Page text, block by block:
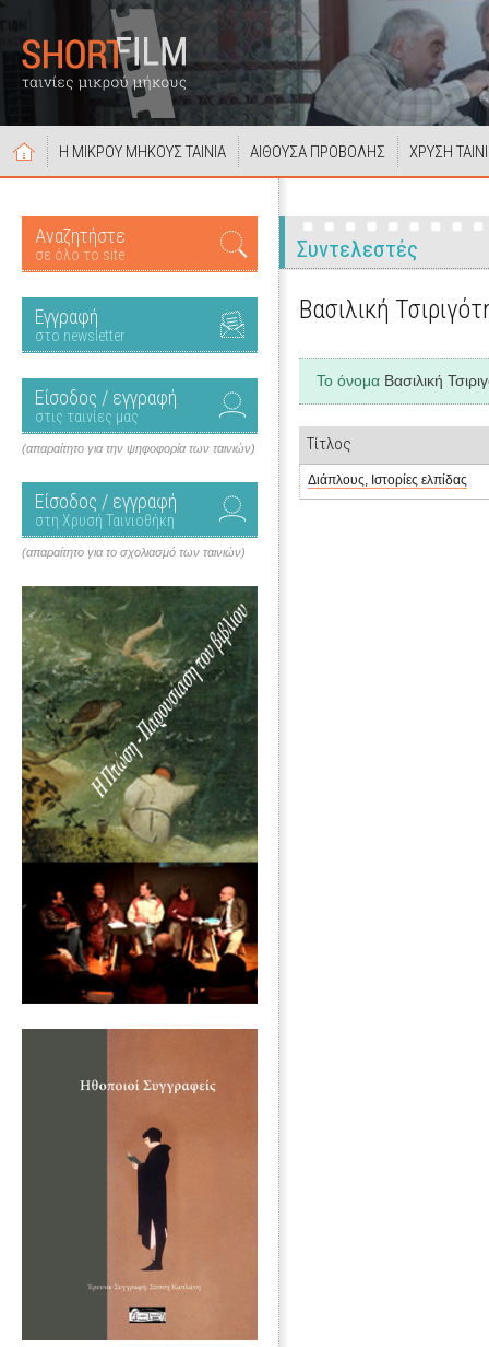
Η ΜΙΚΡΟΥ ΜΗΚΟΥΣ ΤΑΙΝΙΑ ΑΙΘΟΥΣΑ ΠΡΟΒΟΛΗΣ ΧΡΥΣΗ
Αναζητήστε
σε όλο το site
Εγγραφή
στο newsletter
Είσοδος / εγγραφή
στις ταινίες μας
(απαραίτητο για την ψηφοφορία των ταινιών)
Είσοδος / εγγραφή
στη Χρυσή Ταινιοθήκη
(απαραίτητο για το σχολιασμό των ταινιών)
Συντελεστές
Βασιλική
Το όνομα Βασιλική
Τίτλος
Διάπλους, Ιστορίες ελπίδας